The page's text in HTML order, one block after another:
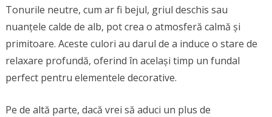
Tonurile neutre, cum ar fi bejul, griul deschis sau
nuanțele calde de alb, pot crea o atmosferă calmă și
primitoare. Aceste culori au darul de a induce o stare de
relaxare profundă, oferind în același timp un fundal
perfect pentru elementele decorative.
Pe de altă parte, dacă vrei să aduci un plus de